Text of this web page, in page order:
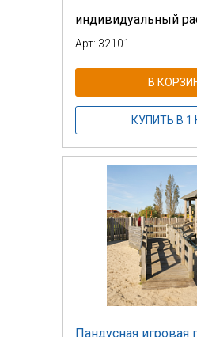
индивидуальный
Арт: 32101
В
КУПИТЬ В 1
Пандусная игровая